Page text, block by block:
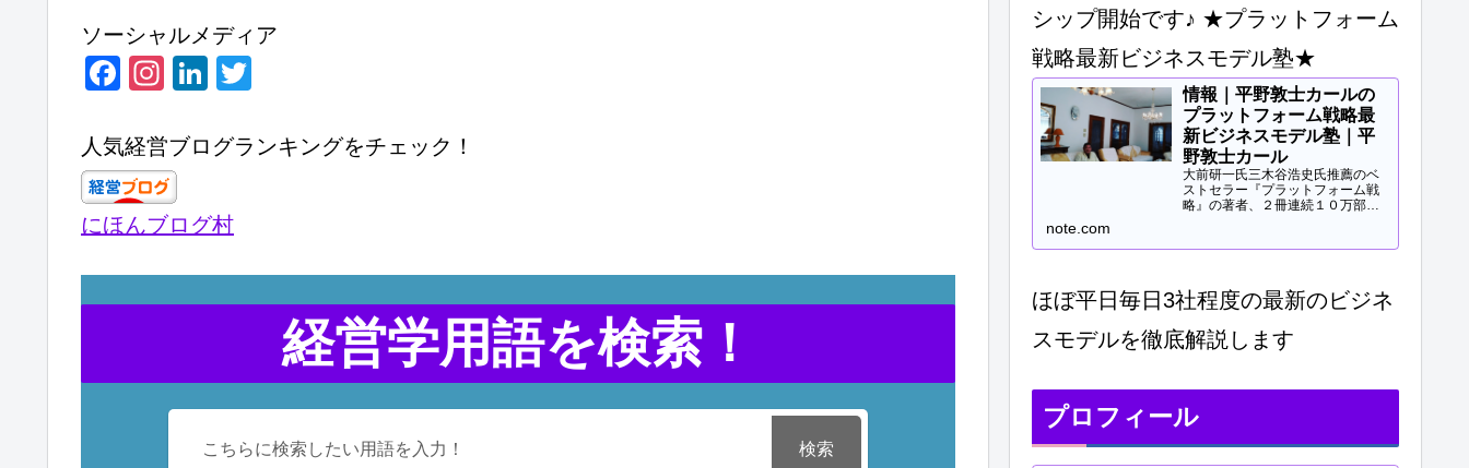
ソーシャルメディア
F
c
e
b
o
o
k
In
a
gr
a
m
Li
k
dI
n
tt
人気経営ブログランキングをチェック！
にほんブログ村
経営学用語を検索！
検索
シップ開始です♪ ★プラットフォーム
戦略最新ビジネスモデル塾★
情報｜平野敦士カールの
プラットフォーム戦略最
新ビジネスモデル塾｜平
野敦士カール
大前研一氏三木谷浩史氏推薦のベ
ストセラー『プラットフォーム戦
略』の著者、２冊連続１０万部突
研修、大学教授、早稲田MBA非常
note.com
ほぼ平日毎日3社程度の最新のビジネ
スモデルを徹底解説します
プロフィール